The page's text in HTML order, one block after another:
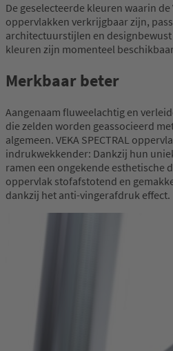
De geselecteerde kleuren waarin de
oppervlakken verkrijgbaar zijn,
architectuurstijlen en
kleuren zijn momenteel
Merkbaar beter
Aangenaam fluweelachtig en
die zelden worden geassocieerd
algemeen. VEKA SPECTRAL
indrukwekkender: Dankzij hun
ramen een ongekende esthetische
oppervlak stofafstotend en
dankzij het anti-vingerafdruk effect.